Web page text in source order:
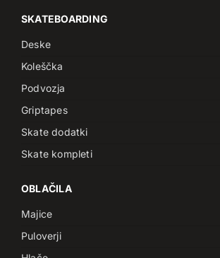
SKATEBOARDING
Deske
Koleščka
Podvozja
Griptapes
Skate dodatki
Skate kompleti
OBLAČILA
Majice
Puloverji